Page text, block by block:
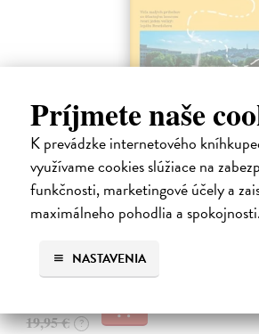
Príjmete naše
K prevádzke internetového
využívame cookies slúžiace na
funkčnosti, marketingové účely a
maximálneho pohodlia a spokojnosti.
NASTAVENIA
Predtým a potom
Vallo Matúš| Kniha
Predtým tu bola vízia skupiny nadšencov, ktorí
hlavné mesto Slovenska na modernú
Bratislava a jej primátor Matúš Vallo, ktorí
Na sklade
19,95 € ?